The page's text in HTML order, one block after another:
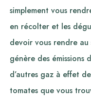
simplement vous
en récolter et les
devoir vous rendre au
génère des
d’autres gaz à effet
tomates que vous